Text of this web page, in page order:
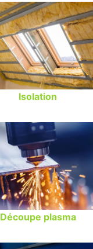
Isolation
Découpe plasma